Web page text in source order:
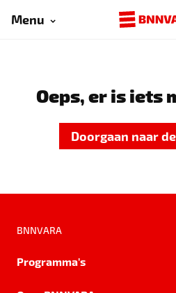
Menu
Oeps, er is iets
Doorgaan naar
BNNVARA
Programma's